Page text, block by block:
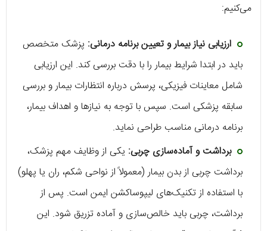
می‌کنیم:
ارزیابی نیاز بیمار و تعیین برنامه درمانی: پزشک متخصص
باید در ابتدا شرایط بیمار را با دقت بررسی کند. این ارزیابی
شامل معاینات فیزیکی، پرسش درباره انتظارات بیمار و بررسی
سابقه پزشکی است. سپس با توجه به نیازها و اهداف بیمار،
برنامه درمانی مناسب طراحی نماید.
برداشت و آماده‌سازی چربی: یکی از وظایف مهم پزشک،
برداشت چربی از بدن بیمار (معمولاً از نواحی شکم، ران یا پهلو)
با استفاده از تکنیک‌های لیپوساکشن ایمن است. پس از
برداشت، چربی باید خالص‌سازی و آماده تزریق شود. این